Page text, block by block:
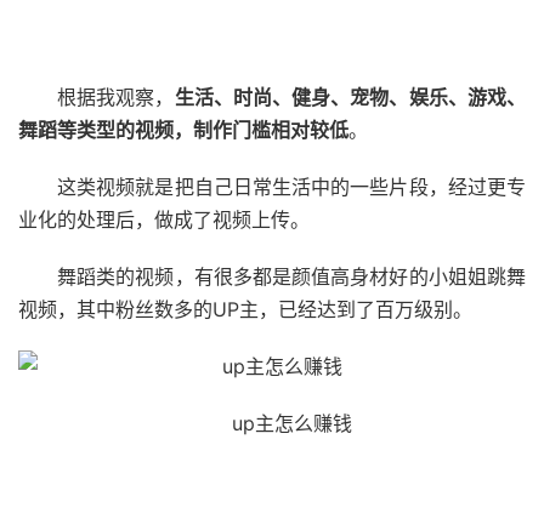
根据我观察， 生活、时尚、健身、宠物、娱乐、游戏、
舞蹈等类型的视频，制作门槛相对较低。
这类视频就是把自己日常生活中的一些片段，经过更专
业化的处理后，做成了视频上传。
舞蹈类的视频，有很多都是颜值高身材好的小姐姐跳舞
视频，其中粉丝数多的UP主，已经达到了百万级别。
up主怎么赚钱